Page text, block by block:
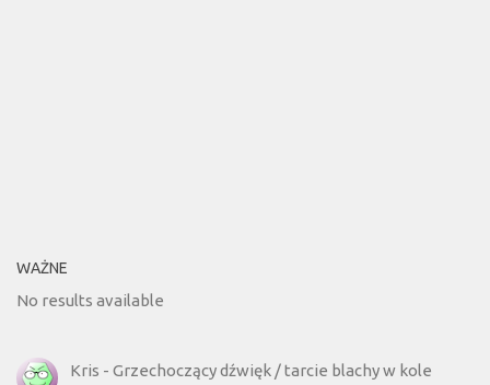
WAŻNE
No results available
Kris - Grzechoczący dźwięk / tarcie blachy w kole